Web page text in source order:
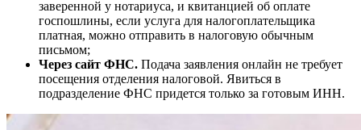
заверенной у нотариуса, и квитанцией об оплате
госпошлины, если услуга для налогоплательщика
платная, можно отправить в налоговую обычным
письмом;
Через сайт ФНС. Подача заявления онлайн не требует
посещения отделения налоговой. Явиться в
подразделение ФНС придется только за готовым ИНН.